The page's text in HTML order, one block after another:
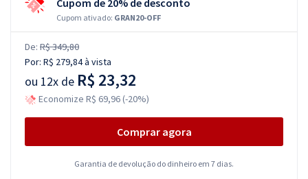
Cupom de 20% de desconto
Cupom ativado: GRAN20-OFF
De: R$ 349,80
Por: R$ 279,84à vista
ou 12x de R$ 23,32
Economize R$ 69,96 (-20%)
Comprar agora
Garantia de devolução do dinheiro em 7 dias.